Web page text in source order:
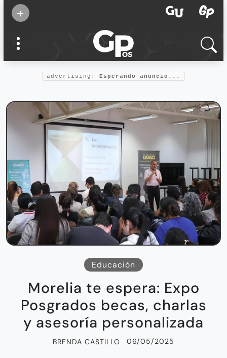
+
confianza
Foro salud
advertising: Esperando anuncio...
Educación
Morelia te espera: Expo
Posgrados becas, charlas
y asesoría personalizada
BRENDA CASTILLO 06/05/2025